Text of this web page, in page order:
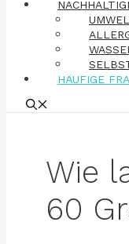
HÄUFIGE
Wie
60